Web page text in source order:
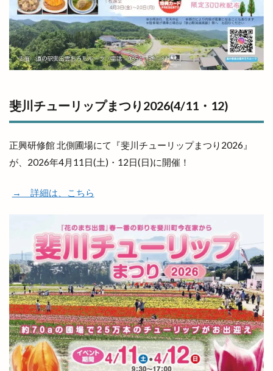
斐川チューリップまつり2026(4/11・12)
正興研修館 北側圃場にて『斐川チューリップまつり2026』
が、2026年4月11日(土)・12日(日)に開催！
→ 詳細は、こちら